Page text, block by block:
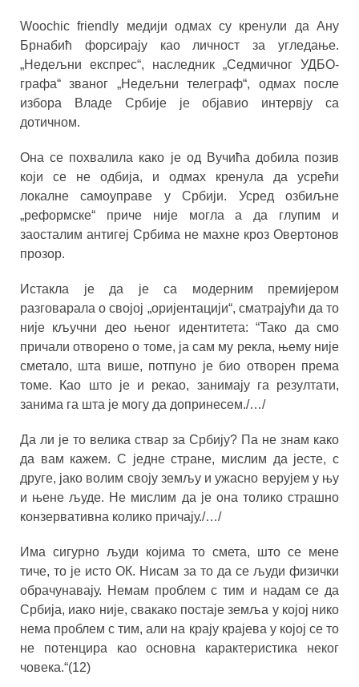
Woochic friendly медији одмах су кренули да Ану
Брнабић форсирају као личност за угледање.
„Недељни експрес“, наследник „Седмичног УДБО-
графа“ званог „Недељни телеграф“, одмах после
избора Владе Србије је објавио интервју са
дотичном.
Она се похвалила како је од Вучића добила позив
који се не одбија, и одмах кренула да усрећи
локалне самоуправе у Србији. Усред озбиљне
„реформске“ приче није могла а да глупим и
заосталим антигеј Србима не махне кроз Овертонов
прозор.
Истакла је да је са модерним премијером
разговарала о својој „оријентацији“, сматрајући да то
није кључни део њеног идентитета: “Тако да смо
причали отворено о томе, ја сам му рекла, њему није
сметало, шта више, потпуно је био отворен према
томе. Као што је и рекао, занимају га резултати,
занима га шта је могу да допринесем./…/
Да ли је то велика ствар за Србију? Па не знам како
да вам кажем. С једне стране, мислим да јесте, с
друге, јако волим своју земљу и ужасно верујем у њу
и њене људе. Не мислим да је она толико страшно
конзервативна колико причају./…/
Има сигурно људи којима то смета, што се мене
тиче, то је исто ОК. Нисам за то да се људи физички
обрачунавају. Немам проблем с тим и надам се да
Србија, иако није, свакако постаје земља у којој нико
нема проблем с тим, али на крају крајева у којој се то
не потенцира као основна карактеристика неког
човека.“(12)